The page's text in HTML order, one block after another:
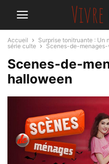
Accueil
Surprise tonitruante : Un
série culte
Scenes-de-
Scenes-de-
halloween